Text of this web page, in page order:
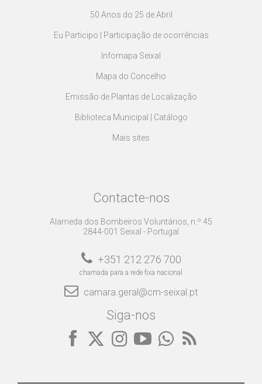
50 Anos do 25 de Abril
Eu Participo | Participação de ocorrências
Infomapa Seixal
Mapa do Concelho
Emissão de Plantas de Localização
Biblioteca Municipal | Catálogo
Mais sites
Contacte-nos
Alameda dos Bombeiros Voluntários, n.º 45
2844-001 Seixal - Portugal
+351 212 276 700
chamada para a rede fixa nacional
camara.geral@cm-seixal.pt
Siga-nos